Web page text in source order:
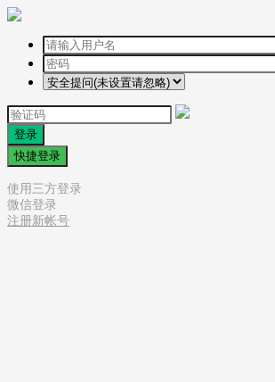
登录
快捷登录
使用三方登录
微信登录
注册新帐号